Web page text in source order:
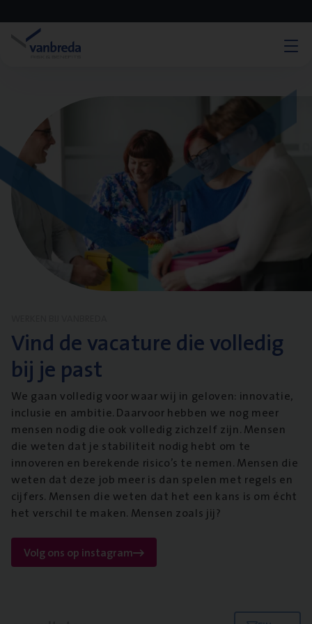
Vind de vacature die volledig
bij je past
We gaan volledig voor waar wij in geloven: innovatie,
inclusie en ambitie. Daarvoor hebben we nog meer
mensen nodig die ook volledig zichzelf zijn. Mensen
die weten dat je stabiliteit nodig hebt om te
innoveren en berekende risico’s te nemen. Mensen die
weten dat deze job meer is dan spelen met regels en
cijfers. Mensen die weten dat het een kans is om écht
het verschil te maken. Mensen zoals jij?
Volg ons op instagram